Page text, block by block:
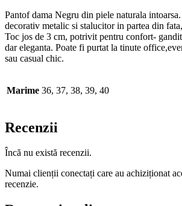
Pantof dama Negru din piele naturala
decorativ metalic si stalucitor in partea din
Toc jos de 3 cm, potrivit pentru confort-
dar eleganta. Poate fi purtat la tinute
sau casual chic.
Marime 36, 37, 38, 39, 40
Recenzii
Încă nu există recenzii.
Numai clienții conectați care au achiziționat
recenzie.